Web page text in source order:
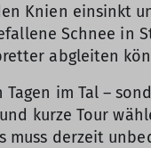
Knien einsinkt
Schnee in
abgleiten
im Tal –
kurze Tour
muss derzeit